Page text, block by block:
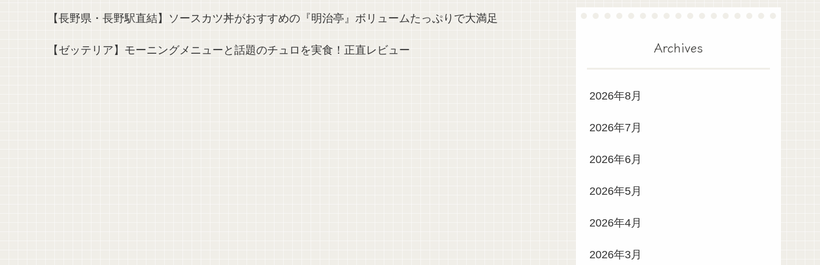
【長野県・長野駅直結】ソースカツ丼がおすすめの『明治亭』ボリュームたっぷりで大満足
【ゼッテリア】モーニングメニューと話題のチュロを実食！正直レビュー Archives
2026年8月
2026年7月
2026年6月
2026年5月
2026年4月
2026年3月